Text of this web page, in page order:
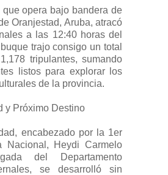
opera bajo bandera de
Oranjestad, Aruba, atracó
a las 12:40 horas del
trajo consigo un total
tripulantes, sumando
listos para explorar los
de la provincia.
y Próximo Destino
encabezado por la 1er
Nacional, Heydi Carmelo
del Departamento
se desarrolló sin